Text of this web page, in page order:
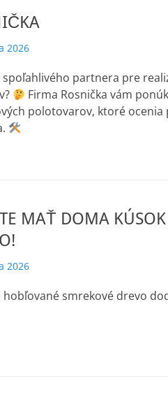
2026
spoľahlivého partnera pre
Firma Rosnička vám
polotovarov, ktoré
MAŤ DOMA
2026
hobľované smrekové drevo